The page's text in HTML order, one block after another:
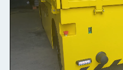
О компании
Реализованные проекты